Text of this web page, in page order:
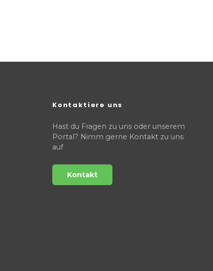
Kontaktiere uns
Hast du Fragen zu uns oder unserem
Portal? Nimm gerne Kontakt zu uns
auf
Kontakt